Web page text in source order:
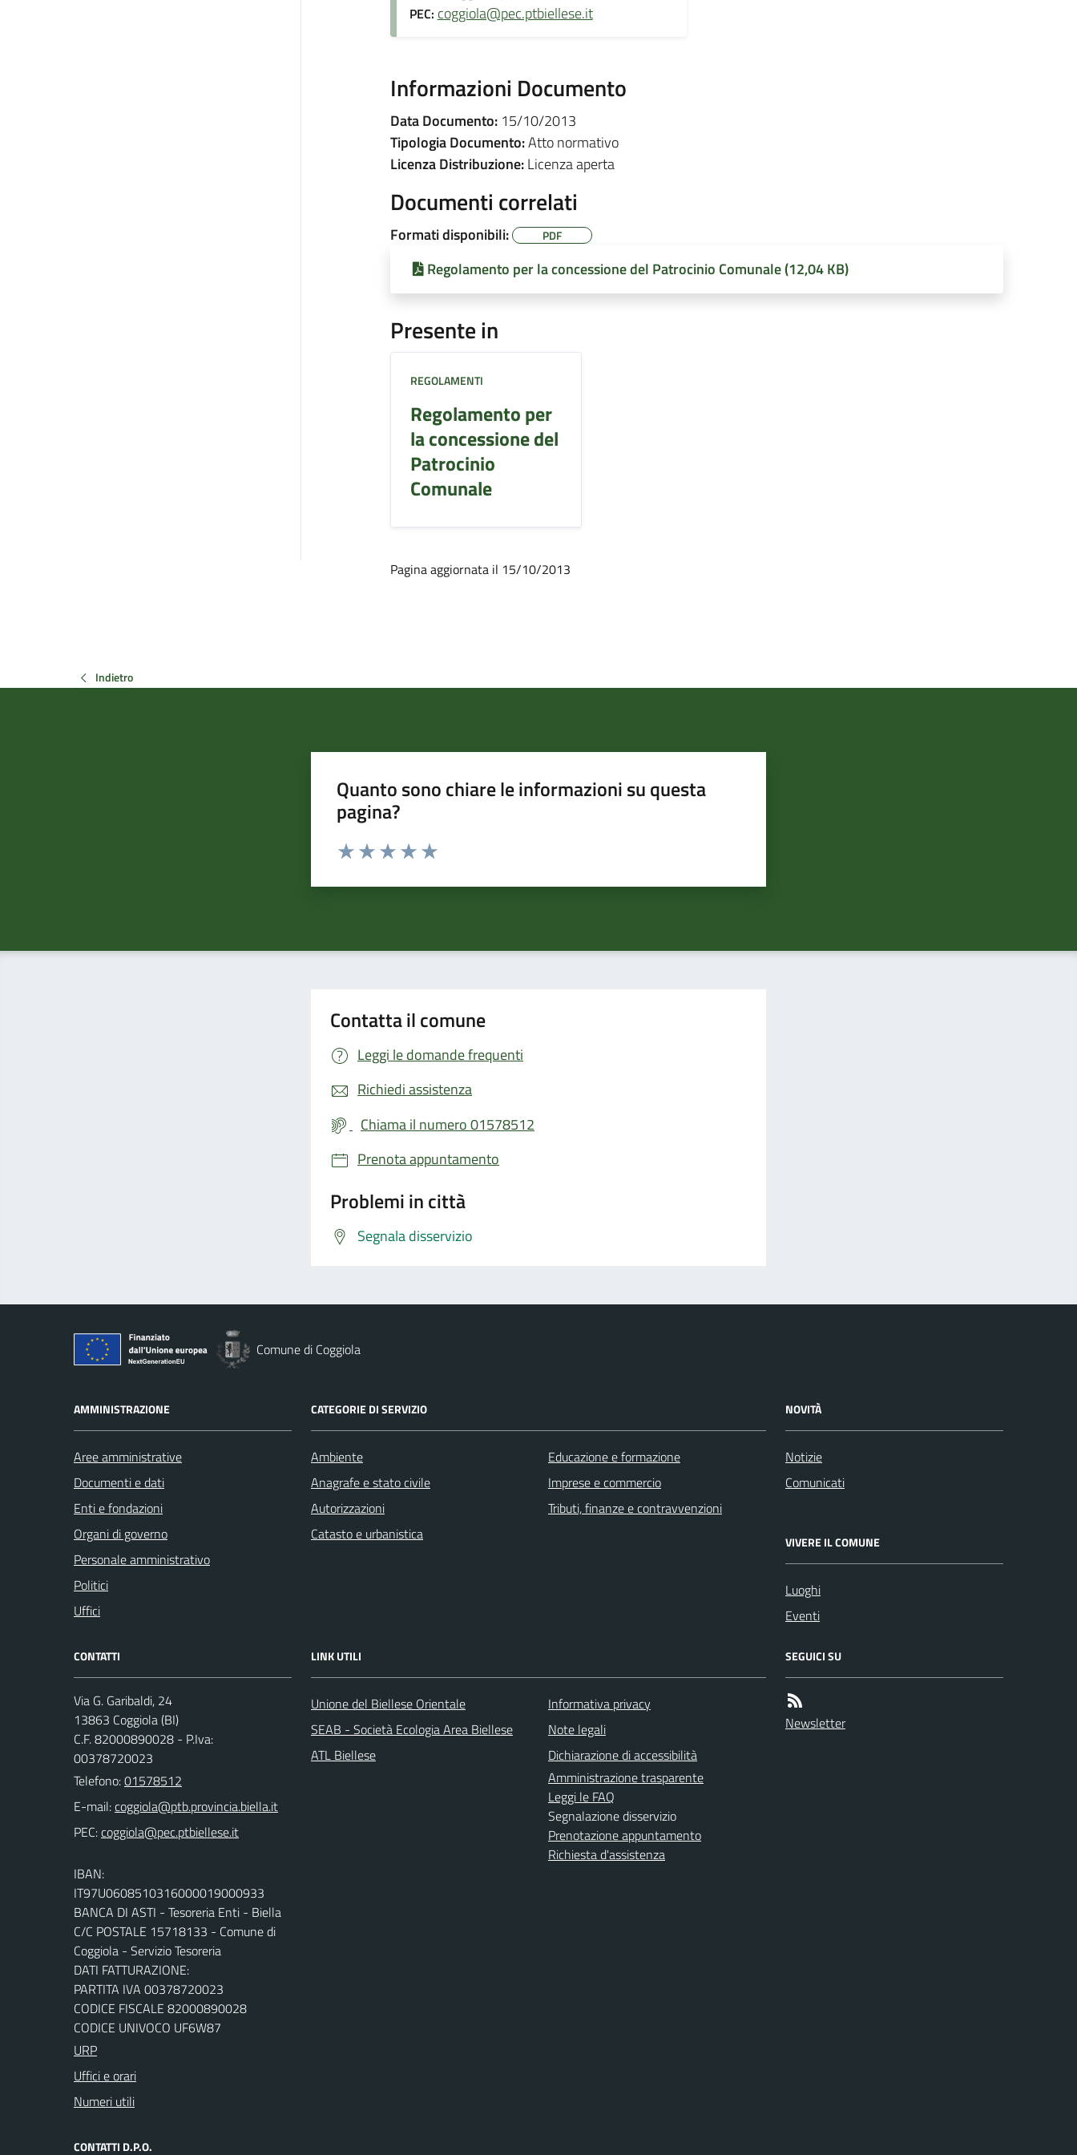
PEC: coggiola@pec.ptbiellese.it
Informazioni Documento
Data Documento:15/10/2013
Tipologia Documento:Atto normativo
Licenza Distribuzione:Licenza aperta
Documenti correlati
Formati disponibili: PDF
Regolamento per la concessione del Patrocinio Comunale (12,04 KB)
Presente in
REGOLAMENTI
Regolamento per
la concessione del
Patrocinio
Comunale
Pagina aggiornata il 15/10/2013
Indietro
Quanto sono chiare le informazioni su questa
pagina?
Valuta da 1 a 5 stelle la pagina
Contatta il comune
Leggi le domande frequenti
Richiedi assistenza
Chiama il numero 01578512
Prenota appuntamento
Problemi in città
Segnala disservizio
Comune di Coggiola
AMMINISTRAZIONE
Aree amministrative
Documenti e dati
Enti e fondazioni
Organi di governo
Personale amministrativo
Politici
Uffici
CATEGORIE DI SERVIZIO
Ambiente
Anagrafe e stato civile
Autorizzazioni
Catasto e urbanistica
Educazione e formazione
Imprese e commercio
Tributi, finanze e contravvenzioni
NOVITÀ
Notizie
Comunicati
VIVERE IL COMUNE
Luoghi
Eventi
CONTATTI
Via G. Garibaldi, 24
13863 Coggiola (BI)
C.F. 82000890028 - P.Iva:
00378720023
Telefono:01578512
E-mail:
PEC:
IBAN:
IT97U0608510316000019000933
BANCA DI ASTI - Tesoreria Enti - Biella
C/C POSTALE 15718133 - Comune di
Coggiola - Servizio Tesoreria
DATI FATTURAZIONE:
PARTITA IVA 00378720023
CODICE FISCALE 82000890028
CODICE UNIVOCO UF6W87
URP
Uffici e orari
Numeri utili
CONTATTI D.P.O.
LINK UTILI
Unione del Biellese Orientale
SEAB - Società Ecologia Area Biellese
ATL Biellese
Informativa privacy
Note legali
Dichiarazione di accessibilità
Amministrazione trasparente
Leggi le FAQ
Segnalazione disservizio
Prenotazione appuntamento
Richiesta d'assistenza
SEGUICI SU
Newsletter